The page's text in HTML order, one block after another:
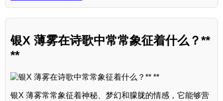
银X 薄雾在诗歌中常常象征着什么？**
**
银X 薄雾常常象征着神秘、梦幻和朦胧的情感，它能够营